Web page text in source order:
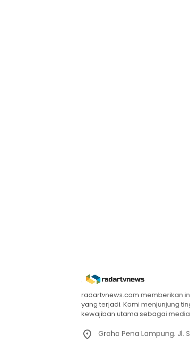
radartvnews.com memberikan
yang terjadi. Kami menjunjung
kewajiban utama sebagai
Graha Pena Lampung. Jl.